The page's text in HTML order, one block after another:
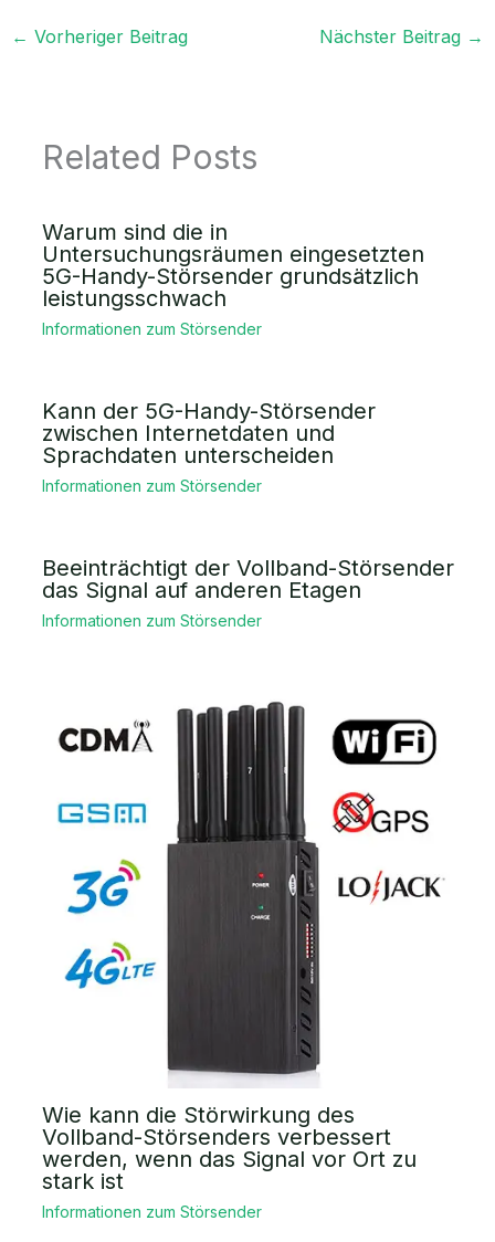
← Vorheriger Beitrag Nächster Beitrag →
Related Posts
Warum sind die in
Untersuchungsräumen eingesetzten
5G-Handy-Störsender grundsätzlich
leistungsschwach
Informationen zum Störsender
Kann der 5G-Handy-Störsender
zwischen Internetdaten und
Sprachdaten unterscheiden
Informationen zum Störsender
Beeinträchtigt der Vollband-Störsender
das Signal auf anderen Etagen
Informationen zum Störsender
Wie kann die Störwirkung des
Vollband-Störsenders verbessert
werden, wenn das Signal vor Ort zu
stark ist
Informationen zum Störsender